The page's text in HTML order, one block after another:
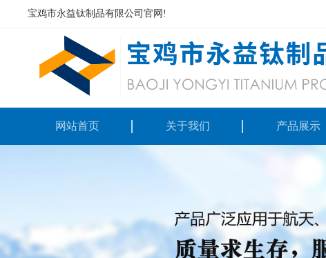
宝鸡市永益钛制品有限公司官网!
网站首页 关于我们 产品展示
钨钼难熔金